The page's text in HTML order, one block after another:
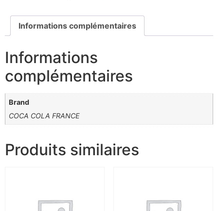
Informations complémentaires
Informations
complémentaires
Brand
COCA COLA FRANCE
Produits similaires